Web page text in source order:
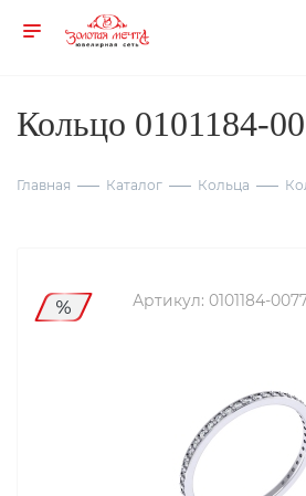
Кольцо 0101184-
Главная Каталог Кольца
Артикул: 0101184-